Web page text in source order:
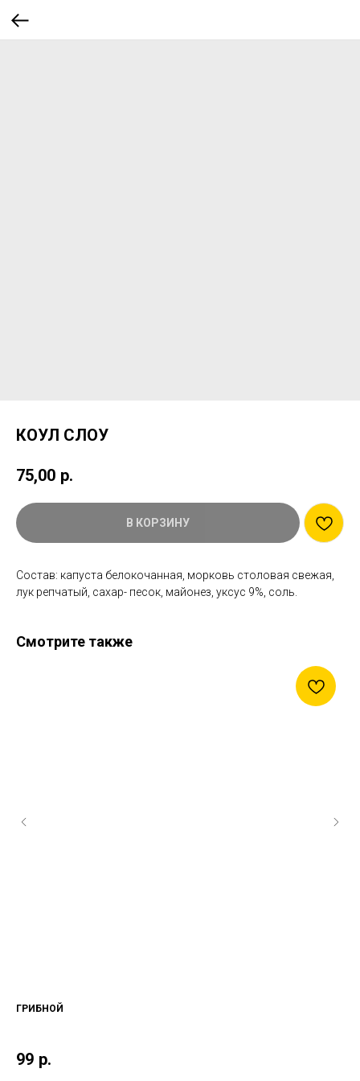
КОУЛ СЛОУ
75,00 р.
В КОРЗИНУ
Состав: капуста белокочанная, морковь столовая свежая,
лук репчатый, сахар- песок, майонез, уксус 9%, соль.
Смотрите также
ГРИБНОЙ
99 р.